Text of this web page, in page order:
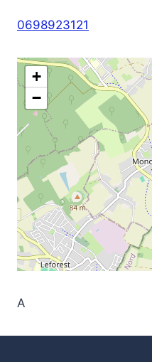
0698923121
+
−
A